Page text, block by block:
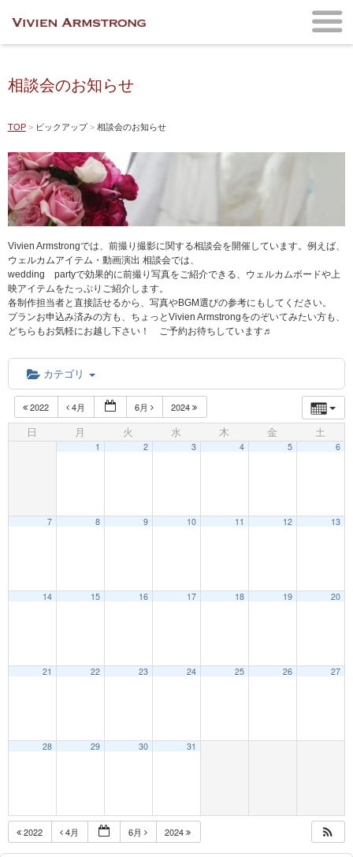
相談会のお知らせ
TOP ピックアップ 相談会のお知らせ
Vivien Armstrongでは、前撮り撮影に関する相談会を開催しています。例えば、
ウェルカムアイテム・動画演出 相談会では、
wedding partyで効果的に前撮り写真をご紹介できる、ウェルカムボードや上
映アイテムをたっぷりご紹介します。
各制作担当者と直接話せるから、写真やBGM選びの参考にもしてください。
プランお申込み済みの方も、ちょっとVivien Armstrongをのぞいてみたい方も、
どちらもお気軽にお越し下さい！ ご予約お待ちしています♬
カテゴリ
2022 4月 6月 2024
日 月 火 水 木 金 土
1 2 3 4 5 6
7 8 9 10 11 12 13
14 15 16 17 18 19 20
21 22 23 24 25 26 27
28 29 30 31
2022 4月 6月 2024
5:00 AM